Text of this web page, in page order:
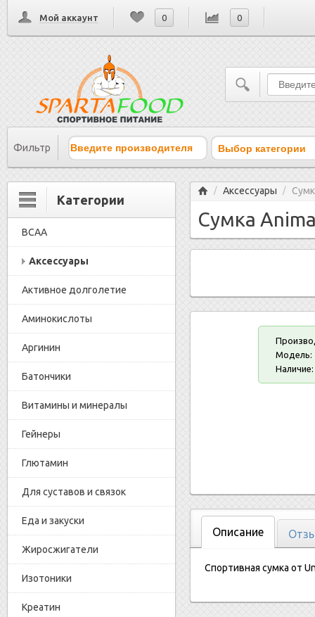
Мой аккаунт 0 0
Фильтр Выбор категории
Категории
BCAA
Аксессуары
Активное долголетие
Аминокислоты
Аргинин
Батончики
Витамины и минералы
Гейнеры
Глютамин
Для суставов и связок
Еда и закуски
Жиросжигатели
Изотоники
Креатин
Главная
/ Аксессуары /
Сумка
Модель:
Наличие:
Описание
Спортивная сумка от